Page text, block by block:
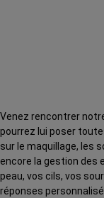
Venez rencontrer
pourrez lui poser
sur le maquillage, les
encore la gestion
peau, vos cils, vos
réponses